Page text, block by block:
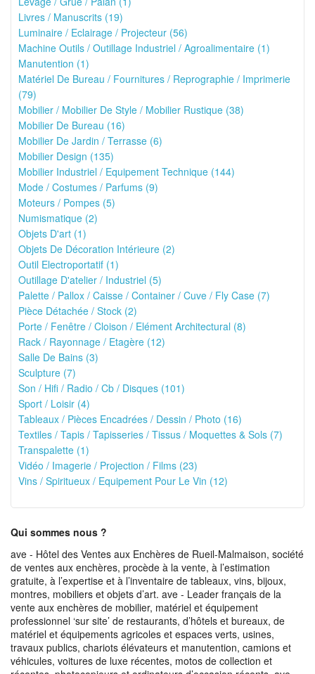
Livres / Manuscrits (19)
Luminaire / Eclairage / Projecteur (56)
Machine Outils / Outillage Industriel / Agroalimentaire (1)
Manutention (1)
Matériel De Bureau / Fournitures / Reprographie / Imprimerie
(79)
Mobilier / Mobilier De Style / Mobilier Rustique (38)
Mobilier De Bureau (16)
Mobilier De Jardin / Terrasse (6)
Mobilier Design (135)
Mobilier Industriel / Equipement Technique (144)
Mode / Costumes / Parfums (9)
Moteurs / Pompes (5)
Numismatique (2)
Objets D'art (1)
Objets De Décoration Intérieure (2)
Outil Electroportatif (1)
Outillage D'atelier / Industriel (5)
Palette / Pallox / Caisse / Container / Cuve / Fly Case (7)
Pièce Détachée / Stock (2)
Porte / Fenêtre / Cloison / Elément Architectural (8)
Rack / Rayonnage / Etagère (12)
Salle De Bains (3)
Sculpture (7)
Son / Hifi / Radio / Cb / Disques (101)
Sport / Loisir (4)
Tableaux / Pièces Encadrées / Dessin / Photo (16)
Textiles / Tapis / Tapisseries / Tissus / Moquettes & Sols (7)
Transpalette (1)
Vidéo / Imagerie / Projection / Films (23)
Vins / Spiritueux / Equipement Pour Le Vin (12)
Qui sommes nous ?
ave - Hôtel des Ventes aux Enchères de Rueil-Malmaison, société
de ventes aux enchères, procède à la vente, à l’estimation
gratuite, à l’expertise et à l’inventaire de tableaux, vins, bijoux,
montres, mobiliers et objets d’art. ave - Leader français de la
vente aux enchères de mobilier, matériel et équipement
professionnel ‘sur site’ de restaurants, d’hôtels et bureaux, de
matériel et équipements agricoles et espaces verts, usines,
travaux publics, chariots élévateurs et manutention, camions et
véhicules, voitures de luxe récentes, motos de collection et